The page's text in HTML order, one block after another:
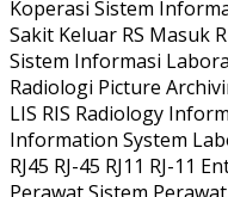
Koperasi Sistem
Sakit Keluar RS Masuk
Sistem Informasi
Radiologi Picture
LIS RIS Radiology
Information System
RJ45 RJ-45 RJ11 RJ-11